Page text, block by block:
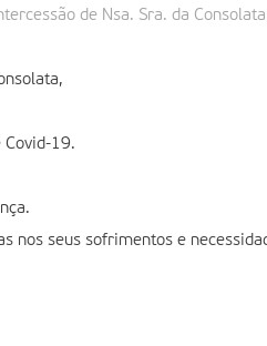
de Nsa. Sra. da
Covid-19.
nos seus sofrimentos e